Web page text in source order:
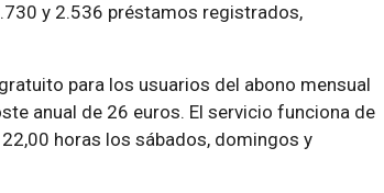
y 2.536 préstamos registrados,
para los usuarios del abono mensual
anual de 26 euros. El servicio funciona de
horas los sábados, domingos y